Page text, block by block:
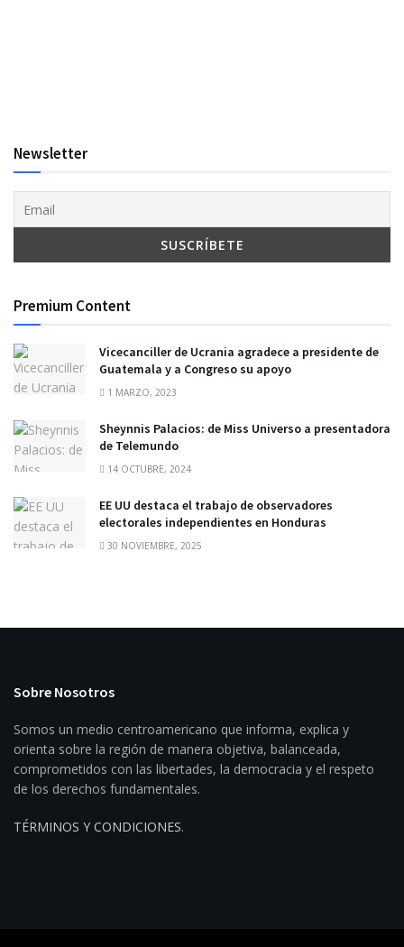
Newsletter
Premium Content
Vicecanciller de Ucrania agradece a presidente de
Guatemala y a Congreso su apoyo
1 MARZO, 2023
Sheynnis Palacios: de Miss Universo a presentadora
de Telemundo
14 OCTUBRE, 2024
EE UU destaca el trabajo de observadores
electorales independientes en Honduras
30 NOVIEMBRE, 2025
Sobre Nosotros
Somos un medio centroamericano que informa, explica y
orienta sobre la región de manera objetiva, balanceada,
comprometidos con las libertades, la democracia y el respeto
de los derechos fundamentales.
TÉRMINOS Y CONDICIONES.